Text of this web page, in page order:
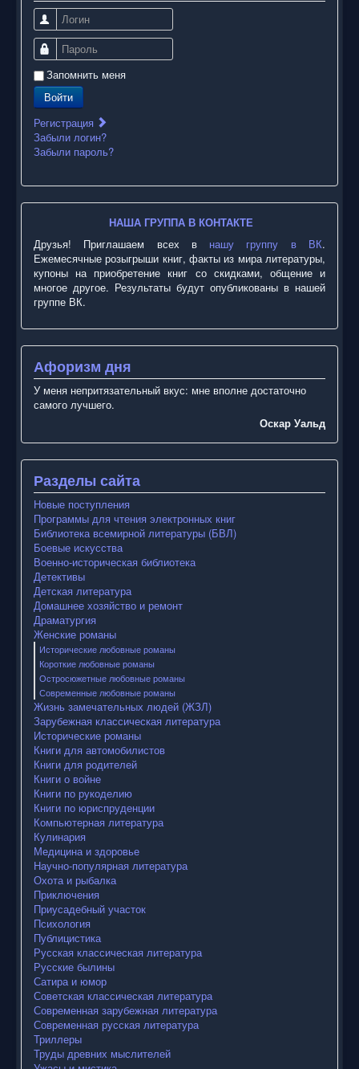
Логин
Пароль
Запомнить меня
Войти
Регистрация
Забыли логин?
Забыли пароль?
НАША ГРУППА В КОНТАКТЕ
Друзья! Приглашаем всех в нашу группу в ВК.
Ежемесячные розыгрыши книг, факты из мира литературы,
купоны на приобретение книг со скидками, общение и
многое другое. Результаты будут опубликованы в нашей
группе ВК.
Афоризм дня
У меня непритязательный вкус: мне вполне достаточно
самого лучшего.
Оскар Уальд
Разделы сайта
Новые поступления
Программы для чтения электронных книг
Библиотека всемирной литературы (БВЛ)
Боевые искусства
Военно-историческая библиотека
Детективы
Детская литература
Домашнее хозяйство и ремонт
Драматургия
Женские романы
Исторические любовные романы
Короткие любовные романы
Остросюжетные любовные романы
Современные любовные романы
Жизнь замечательных людей (ЖЗЛ)
Зарубежная классическая литература
Исторические романы
Книги для автомобилистов
Книги для родителей
Книги о войне
Книги по рукоделию
Книги по юриспруденции
Компьютерная литература
Кулинария
Медицина и здоровье
Научно-популярная литература
Охота и рыбалка
Приключения
Приусадебный участок
Психология
Публицистика
Русская классическая литература
Русские былины
Сатира и юмор
Советская классическая литература
Современная зарубежная литература
Современная русская литература
Триллеры
Труды древних мыслителей